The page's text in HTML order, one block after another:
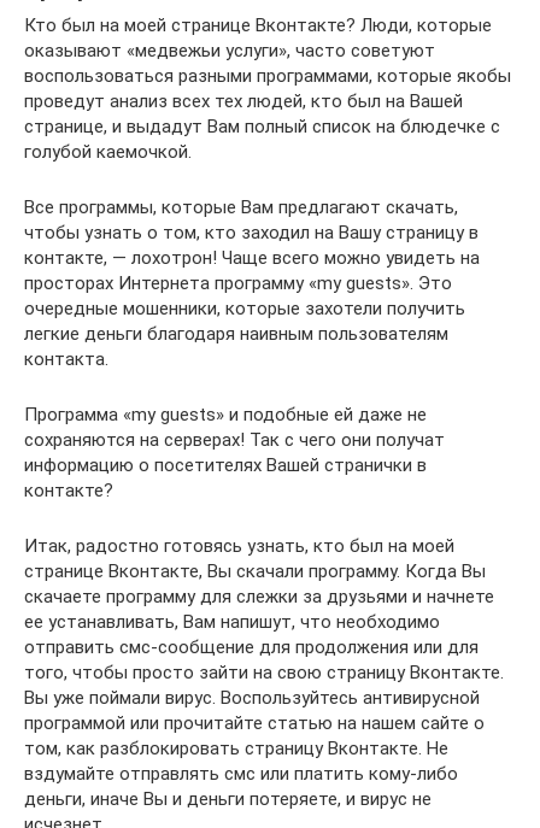
Кто был на моей странице Вконтакте? Люди, которые
оказывают «медвежьи услуги», часто советуют
воспользоваться разными программами, которые якобы
проведут анализ всех тех людей, кто был на Вашей
странице, и выдадут Вам полный список на блюдечке с
голубой каемочкой.
Все программы, которые Вам предлагают скачать,
чтобы узнать о том, кто заходил на Вашу страницу в
контакте, — лохотрон! Чаще всего можно увидеть на
просторах Интернета программу «my guests». Это
очередные мошенники, которые захотели получить
легкие деньги благодаря наивным пользователям
контакта.
Программа «my guests» и подобные ей даже не
сохраняются на серверах! Так с чего они получат
информацию о посетителях Вашей странички в
контакте?
Итак, радостно готовясь узнать, кто был на моей
странице Вконтакте, Вы скачали программу. Когда Вы
скачаете программу для слежки за друзьями и начнете
ее устанавливать, Вам напишут, что необходимо
отправить смс-сообщение для продолжения или для
того, чтобы просто зайти на свою страницу Вконтакте.
Вы уже поймали вирус. Воспользуйтесь антивирусной
программой или прочитайте статью на нашем сайте о
том, как разблокировать страницу Вконтакте. Не
вздумайте отправлять смс или платить кому-либо
деньги, иначе Вы и деньги потеряете, и вирус не